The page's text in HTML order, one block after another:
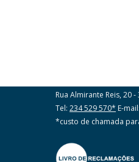
Rua Almirante Reis, 20
Tel: 234 529 570* E-mail:
*custo de chamada